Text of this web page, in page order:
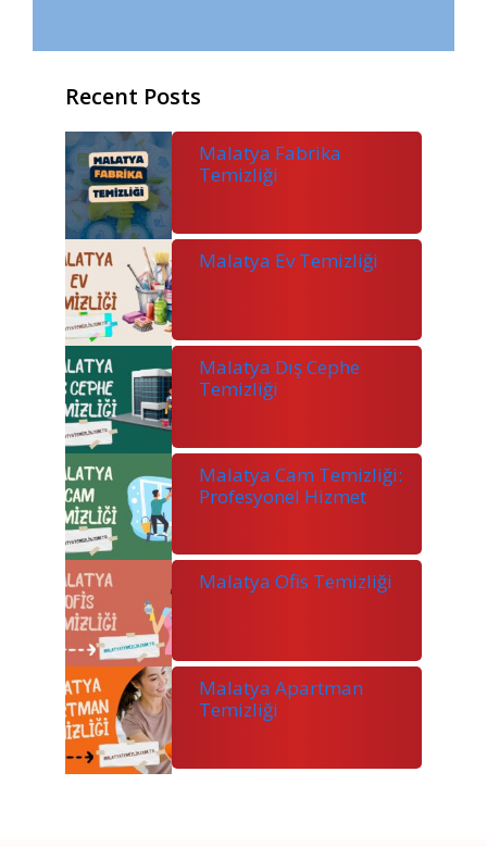
Recent Posts
Malatya Fabrika
Temizliği
Malatya Ev Temizliği
Malatya Dış Cephe
Temizliği
Malatya Cam Temizliği:
Profesyonel Hizmet
Malatya Ofis Temizliği
Malatya Apartman
Temizliği